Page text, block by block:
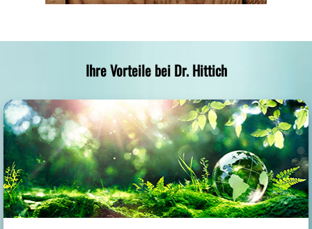
Ihre Vorteile bei Dr. Hittich